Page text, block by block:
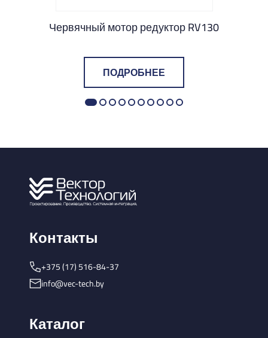
Червячный мотор редуктор RV130
ПОДРОБНЕЕ
Контакты
+375 (17) 516-84-37
info@vec-tech.by
Каталог